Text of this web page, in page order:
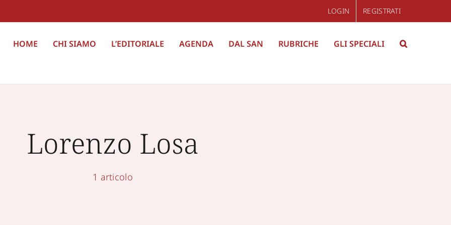
LOGIN REGISTRATI
HOME CHI SIAMO L’EDITORIALE AGENDA DAL SAN RUBRICHE GLI SPECIALI
Lorenzo Losa
1 articolo